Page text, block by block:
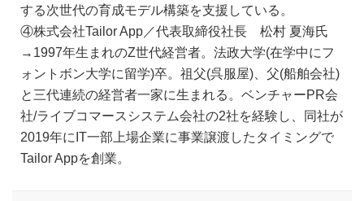
する次世代の育成モデル構築を支援している。
④株式会社Tailor App／代表取締役社長 松村 夏海氏
→1997年生まれのZ世代経営者。法政大学(在学中にフ
ォントボン大学に留学)卒。祖父(呉服屋)、父(船舶会社)
と三代連続の経営者一家に生まれる。ベンチャーPR会
社/ライブコマースシステム会社の2社を経験し、同社が
2019年にIT一部上場企業に事業譲渡したタイミングで
Tailor Appを創業。